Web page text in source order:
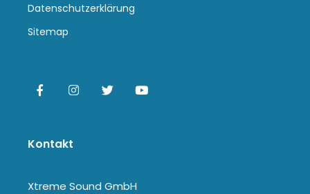
Datenschutzerklärung
Sitemap
Kontakt
Xtreme Sound GmbH